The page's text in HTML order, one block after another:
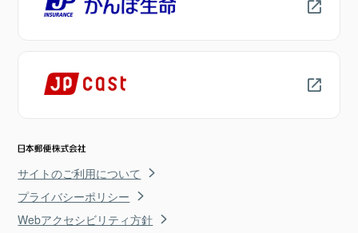
サイトのご利用について
プライバシーポリシー
Webアクセシビリティ方針